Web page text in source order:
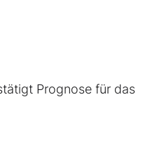
Prognose für das